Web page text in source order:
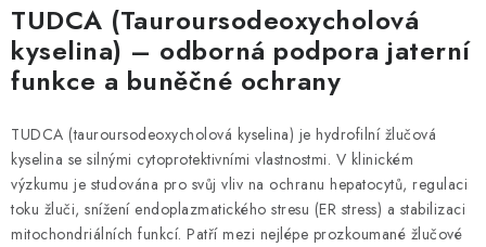
LEBENSMITTEL
AKTION
DÁRKY PRO ZDRAVÍ
TUDCA (Tauroursodeoxycholová
kyselina) – odborná podpora jaterní
funkce a buněčné ochrany
TUDCA (tauroursodeoxycholová kyselina) je hydrofilní žlučová
kyselina se silnými cytoprotektivními vlastnostmi. V klinickém
výzkumu je studována pro svůj vliv na ochranu hepatocytů, regulaci
toku žluči, snížení endoplazmatického stresu (ER stress) a stabilizaci
mitochondriálních funkcí. Patří mezi nejlépe prozkoumané žlučové